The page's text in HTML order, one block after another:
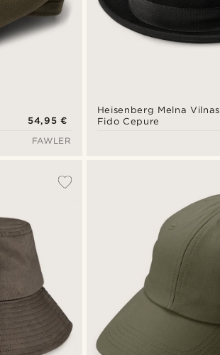
54,95 €
FAWLER
Heisenberg Melna Vilnas
Fido Cepure